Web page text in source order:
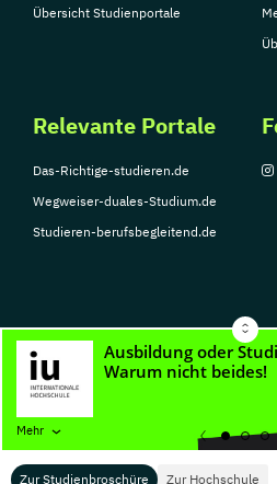
Zur Studienbroschüre Zur Hochschule
Mehr
Übersicht Studienportale
Relevante Portale
Das-Richtige-studieren.de
Wegweiser-duales-Studium.de
Studieren-berufsbegleitend.de
© Copyright 2026, TarGroup Media GmbH